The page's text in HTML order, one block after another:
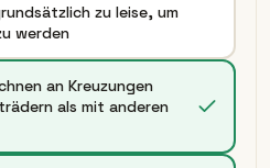
zu leise, um
werden
an Kreuzungen
als mit anderen